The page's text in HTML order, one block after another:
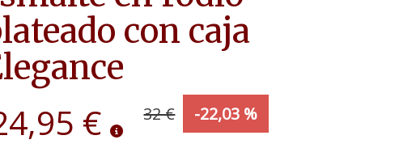
con caja
€ 32 € -22,03 %